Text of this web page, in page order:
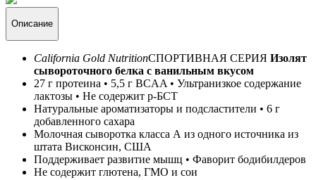
Описание
California Gold NutritionСПОРТИВНАЯ СЕРИЯ Изолят
сывороточного белка с ванильным вкусом
27 г протеина • 5,5 г BCAA • Ультранизкое содержание
лактозы • Не содержит р-БСТ
Натуральные ароматизаторы и подсластители • 6 г
добавленного сахара
Молочная сыворотка класса А из одного источника из
штата Висконсин, США
Поддерживает развитие мышц • Фаворит бодибилдеров
Не содержит глютена, ГМО и сои